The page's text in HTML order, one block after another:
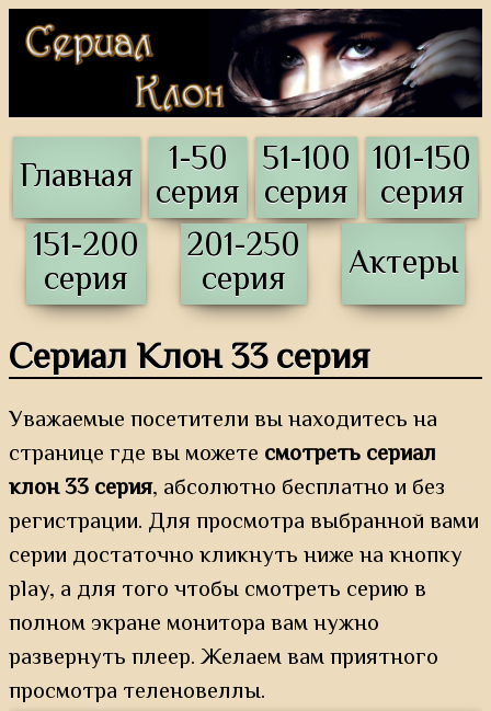
Главная 1-50
серия
51-100
серия
101-150
серия
151-200
серия
201-250
серия Актеры
Сериал Клон 33 серия
Уважаемые посетители вы находитесь на
странице где вы можете смотреть сериал
клон 33 серия, абсолютно бесплатно и без
регистрации. Для просмотра выбранной вами
серии достаточно кликнуть ниже на кнопку
play, а для того чтобы смотреть серию в
полном экране монитора вам нужно
развернуть плеер. Желаем вам приятного
просмотра теленовеллы.